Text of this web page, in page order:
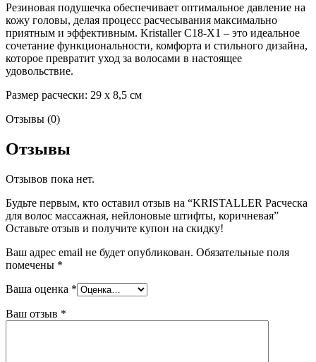
Резиновая подушечка обеспечивает оптимальное давление на
кожу головы, делая процесс расчесывания максимально
приятным и эффективным. Kristaller C18-X1 – это идеальное
сочетание функциональности, комфорта и стильного дизайна,
которое превратит уход за волосами в настоящее
удовольствие.
Размер расчески: 29 x 8,5 см
Отзывы (0)
Отзывы
Отзывов пока нет.
Будьте первым, кто оставил отзыв на “KRISTALLER Расческа
для волос массажная, нейлоновые штифты, коричневая”
Оставьте отзыв и получите купон на скидку!
Ваш адрес email не будет опубликован. Обязательные поля
помечены *
Ваша оценка *
Ваш отзыв *